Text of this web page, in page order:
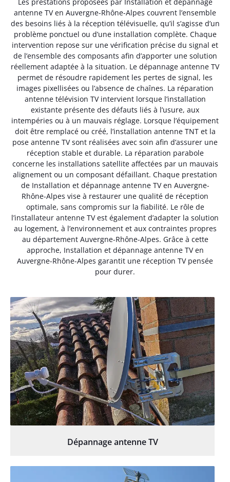
antenne TV en Auvergne-Rhône-Alpes couvrent l’ensemble
des besoins liés à la réception télévisuelle, qu’il s’agisse d’un
problème ponctuel ou d’une installation complète. Chaque
intervention repose sur une vérification précise du signal et
de l’ensemble des composants afin d’apporter une solution
réellement adaptée à la situation. Le dépannage antenne TV
permet de résoudre rapidement les pertes de signal, les
images pixellisées ou l’absence de chaînes. La réparation
antenne télévision TV intervient lorsque l’installation
existante présente des défauts liés à l’usure, aux
intempéries ou à un mauvais réglage. Lorsque l’équipement
doit être remplacé ou créé, l’installation antenne TNT et la
pose antenne TV sont réalisées avec soin afin d’assurer une
réception stable et durable. La réparation parabole
concerne les installations satellite affectées par un mauvais
alignement ou un composant défaillant. Chaque prestation
de Installation et dépannage antenne TV en Auvergne-
Rhône-Alpes vise à restaurer une qualité de réception
optimale, sans compromis sur la fiabilité. Le rôle de
l’installateur antenne TV est également d’adapter la solution
au logement, à l’environnement et aux contraintes propres
au département Auvergne-Rhône-Alpes. Grâce à cette
approche, Installation et dépannage antenne TV en
Auvergne-Rhône-Alpes garantit une réception TV pensée
pour durer.
Dépannage antenne TV